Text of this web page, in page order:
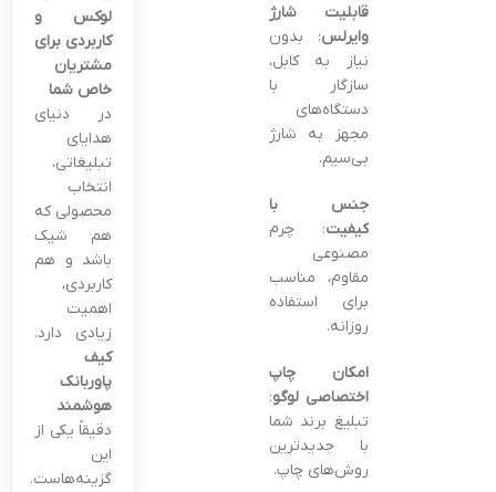
قابلیت شارژ
وایرلس: بدون
نیاز به کابل،
سازگار با
دستگاه‌های
مجهز به شارژ
بی‌سیم.
جنس با
کیفیت: چرم
مصنوعی
مقاوم، مناسب
برای استفاده
روزانه.
امکان چاپ
اختصاصی لوگو:
تبلیغ برند شما
با جدیدترین
روش‌های چاپ.
لوکس و
کاربردی برای
مشتریان
خاص شما
در دنیای
هدایای
تبلیغاتی،
انتخاب
محصولی که
هم شیک
باشد و هم
کاربردی،
اهمیت
زیادی دارد.
کیف
پاوربانک
هوشمند
دقیقاً یکی از
این
گزینه‌هاست.